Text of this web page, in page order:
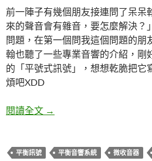
前一陣子有幾個朋友接連問了呆呆
來的聲音會有雜音，要怎麼解決？
問題，在第一個問我這個問題的朋
翰也聽了一些專業音響的介紹，剛
的「平號式訊號」，想想乾脆把它
煩吧XDD
閱讀全文 麥克風的雜音怎麼來？談
→
平衡訊號 平衡音響系統 微收音器